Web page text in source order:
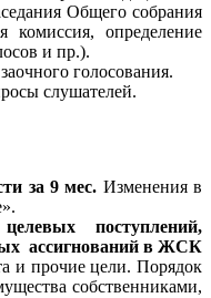
Общего собрания
комиссия, определение
и пр.).
голосования.
слушателей.
за 9 мес. Изменения в
поступлений,
ассигнований в ЖСК
и прочие цели. Порядок
собственниками,